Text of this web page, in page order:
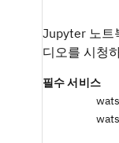
Jupyter 노트
디오를 시청
필수 서비스